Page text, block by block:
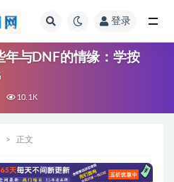
登录
年与DNF的情缘：学按
10.1K
正文